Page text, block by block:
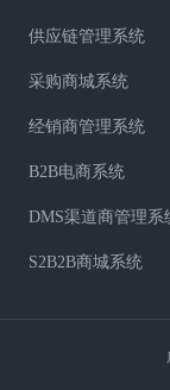
供应链管理系统
采购商城系统
经销商管理系统
B2B电商系统
DMS渠道商管理系
S2B2B商城系统